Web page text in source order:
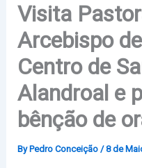
Visita
Arcebispo
Centro de
Alandroal e
bênção de
By Pedro Conceição /8 de